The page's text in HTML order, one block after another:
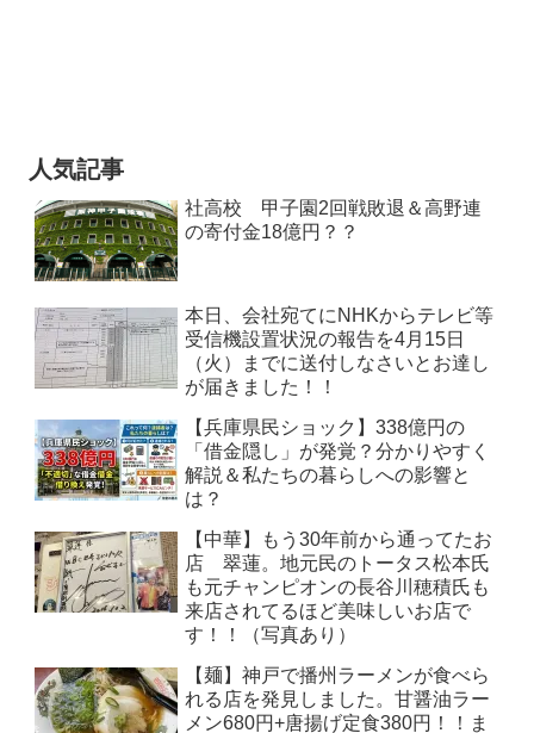
人気記事
社高校 甲子園2回戦敗退＆高野連
の寄付金18億円？？
本日、会社宛てにNHKからテレビ等
受信機設置状況の報告を4月15日
（火）までに送付しなさいとお達し
が届きました！！
【兵庫県民ショック】338億円の
「借金隠し」が発覚？分かりやすく
解説＆私たちの暮らしへの影響と
は？
【中華】もう30年前から通ってたお
店 翠蓮。地元民のトータス松本氏
も元チャンピオンの長谷川穂積氏も
来店されてるほど美味しいお店で
す！！（写真あり）
【麺】神戸で播州ラーメンが食べら
れる店を発見しました。甘醤油ラー
メン680円+唐揚げ定食380円！！ま